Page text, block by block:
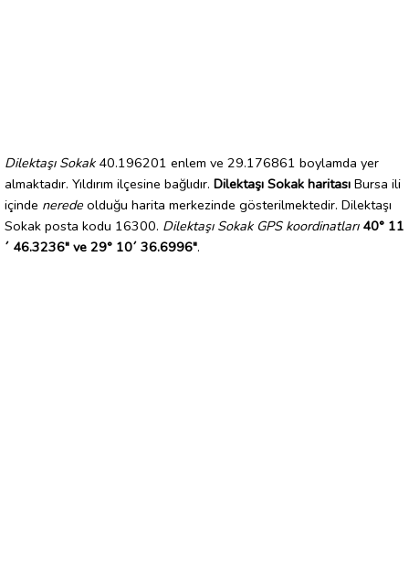
Dilektaşı Sokak40.196201 enlem ve 29.176861 boylamda yer
almaktadır. Yıldırım ilçesine bağlıdır. Dilektaşı Sokak haritası Bursa ili
içinde nerede olduğu harita merkezinde gösterilmektedir. Dilektaşı
Sokak posta kodu 16300. Dilektaşı Sokak GPS koordinatları 40° 11
´ 46.3236" ve 29° 10´ 36.6996".